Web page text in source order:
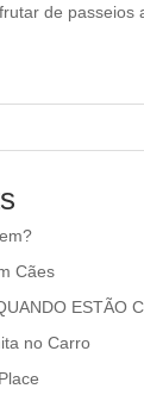
de passeios
Cães
ESTÃO
no Carro